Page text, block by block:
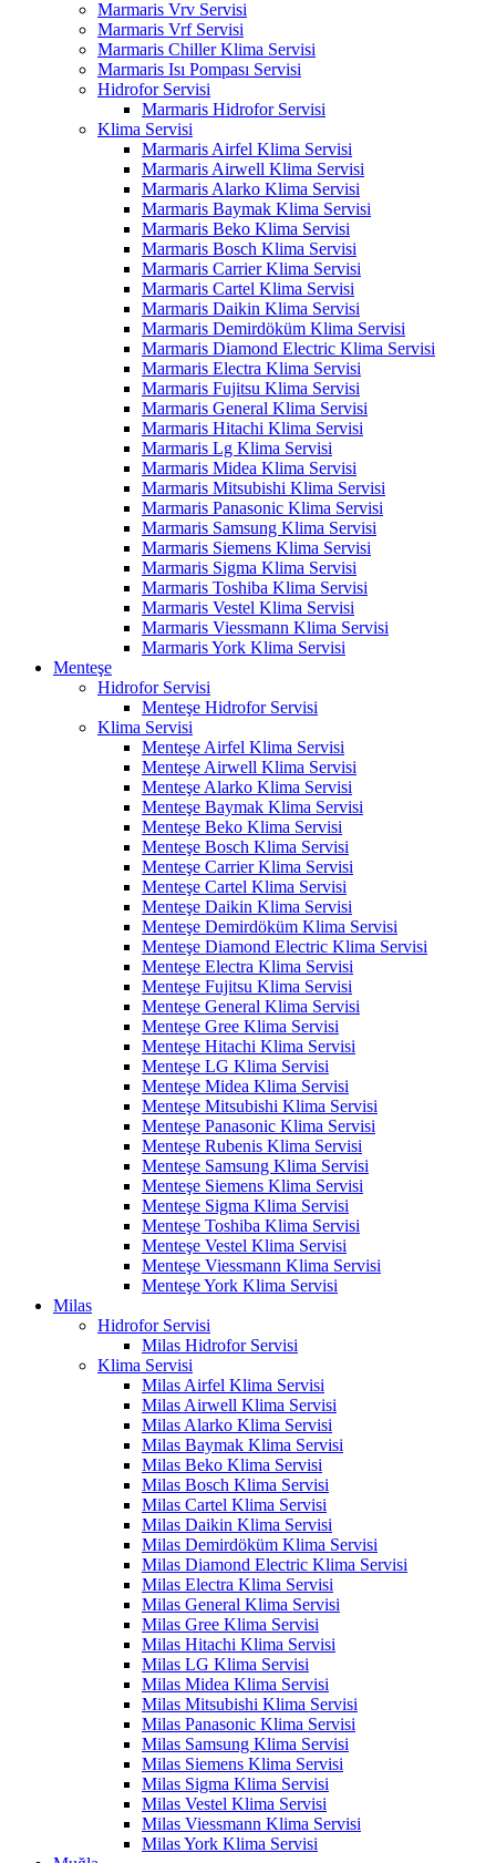
Marmaris Vrv Servisi
Marmaris Vrf Servisi
Marmaris Chiller Klima Servisi
Marmaris Isı Pompası Servisi
Hidrofor Servisi
Marmaris Hidrofor Servisi
Klima Servisi
Marmaris Airfel Klima Servisi
Marmaris Airwell Klima Servisi
Marmaris Alarko Klima Servisi
Marmaris Baymak Klima Servisi
Marmaris Beko Klima Servisi
Marmaris Bosch Klima Servisi
Marmaris Carrier Klima Servisi
Marmaris Cartel Klima Servisi
Marmaris Daikin Klima Servisi
Marmaris Demirdöküm Klima Servisi
Marmaris Diamond Electric Klima Servisi
Marmaris Electra Klima Servisi
Marmaris Fujitsu Klima Servisi
Marmaris General Klima Servisi
Marmaris Hitachi Klima Servisi
Marmaris Lg Klima Servisi
Marmaris Midea Klima Servisi
Marmaris Mitsubishi Klima Servisi
Marmaris Panasonic Klima Servisi
Marmaris Samsung Klima Servisi
Marmaris Siemens Klima Servisi
Marmaris Sigma Klima Servisi
Marmaris Toshiba Klima Servisi
Marmaris Vestel Klima Servisi
Marmaris Viessmann Klima Servisi
Marmaris York Klima Servisi
Menteşe
Hidrofor Servisi
Menteşe Hidrofor Servisi
Klima Servisi
Menteşe Airfel Klima Servisi
Menteşe Airwell Klima Servisi
Menteşe Alarko Klima Servisi
Menteşe Baymak Klima Servisi
Menteşe Beko Klima Servisi
Menteşe Bosch Klima Servisi
Menteşe Carrier Klima Servisi
Menteşe Cartel Klima Servisi
Menteşe Daikin Klima Servisi
Menteşe Demirdöküm Klima Servisi
Menteşe Diamond Electric Klima Servisi
Menteşe Electra Klima Servisi
Menteşe Fujitsu Klima Servisi
Menteşe General Klima Servisi
Menteşe Gree Klima Servisi
Menteşe Hitachi Klima Servisi
Menteşe LG Klima Servisi
Menteşe Midea Klima Servisi
Menteşe Mitsubishi Klima Servisi
Menteşe Panasonic Klima Servisi
Menteşe Rubenis Klima Servisi
Menteşe Samsung Klima Servisi
Menteşe Siemens Klima Servisi
Menteşe Sigma Klima Servisi
Menteşe Toshiba Klima Servisi
Menteşe Vestel Klima Servisi
Menteşe Viessmann Klima Servisi
Menteşe York Klima Servisi
Milas
Hidrofor Servisi
Milas Hidrofor Servisi
Klima Servisi
Milas Airfel Klima Servisi
Milas Airwell Klima Servisi
Milas Alarko Klima Servisi
Milas Baymak Klima Servisi
Milas Beko Klima Servisi
Milas Bosch Klima Servisi
Milas Cartel Klima Servisi
Milas Daikin Klima Servisi
Milas Demirdöküm Klima Servisi
Milas Diamond Electric Klima Servisi
Milas Electra Klima Servisi
Milas General Klima Servisi
Milas Gree Klima Servisi
Milas Hitachi Klima Servisi
Milas LG Klima Servisi
Milas Midea Klima Servisi
Milas Mitsubishi Klima Servisi
Milas Panasonic Klima Servisi
Milas Samsung Klima Servisi
Milas Siemens Klima Servisi
Milas Sigma Klima Servisi
Milas Vestel Klima Servisi
Milas Viessmann Klima Servisi
Milas York Klima Servisi